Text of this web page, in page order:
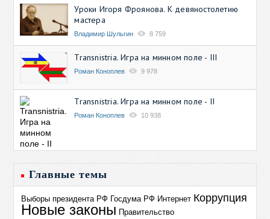
Уроки Игоря Фроянова. К девяностолетию
мастера
Владимир Шульгин 8 759
Transnistria. Игра на минном поле - III
Роман Коноплев 9 978
Transnistria. Игра на минном поле - II
Роман Коноплев 10 938
Главные темы
Выборы президента РФ Госдума РФ Интернет Коррупция
Новые законы Правительство